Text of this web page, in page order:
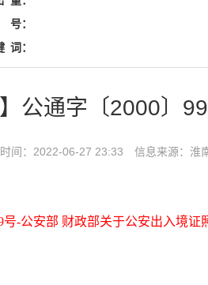
号：
词：
】公通字〔2000〕
间：2022-06-27 23:33 信息来源：淮
号-公安部 财政部关于公安出入境证